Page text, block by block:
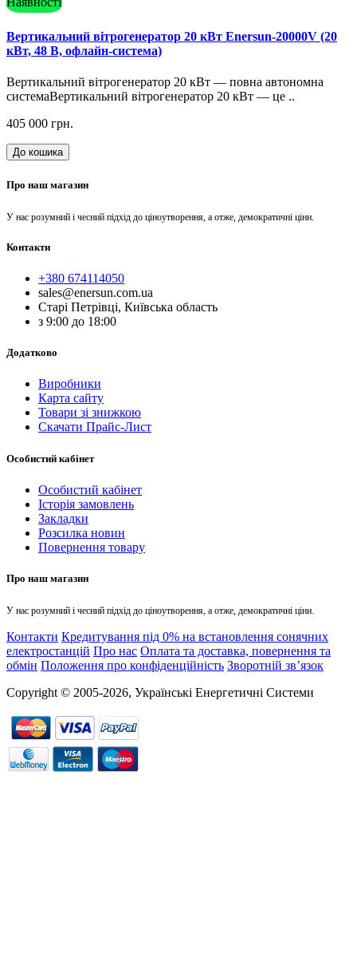
Вертикальний вітрогенератор 20 кВт Enersun-20000V (20
кВт, 48 В, офлайн-система)
Вертикальний вітрогенератор 20 кВт — повна автономна
системаВертикальний вітрогенератор 20 кВт — це ..
405 000 грн.
До кошика
Про наш магазин
У нас розумний і чесний підхід до ціноутворення, а отже, демократичні ціни.
Контакти
+380 674114050
sales@enersun.com.ua
Старі Петрівці, Київська область
з 9:00 до 18:00
Додатково
Виробники
Карта сайту
Товари зі знижкою
Скачати Прайс-Лист
Особистий кабінет
Особистий кабінет
Історія замовлень
Закладки
Розсилка новин
Повернення товару
Про наш магазин
У нас розумний і чесний підхід до ціноутворення, а отже, демократичні ціни.
Контакти Кредитування під 0% на встановлення сонячних
електростанцій Про нас Оплата та доставка, повернення та
обмін Положення про конфіденційність Зворотній зв’язок
Copyright © 2005-2026, Українські Енергетичні Системи